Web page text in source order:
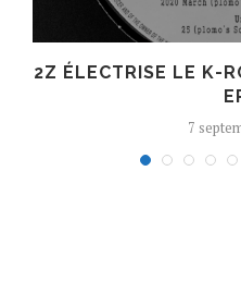
2Z ÉLECTRISE LE K-
7